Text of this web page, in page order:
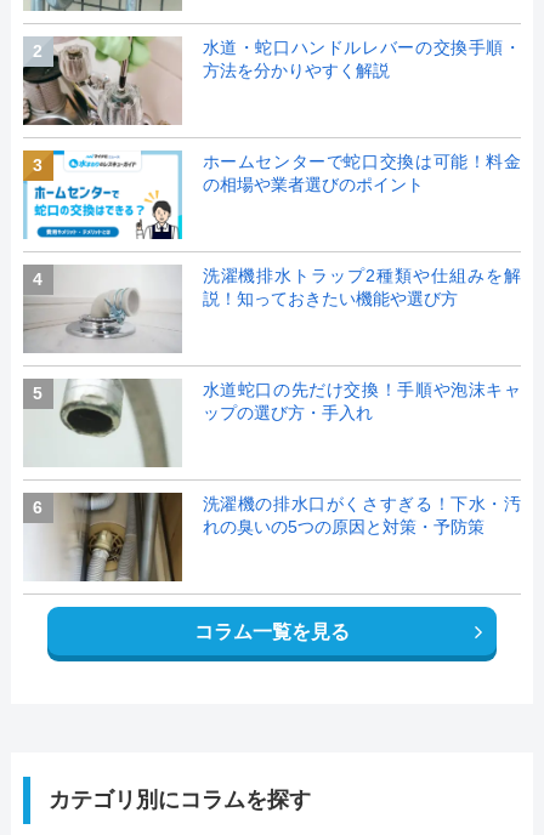
2
水道・蛇口ハンドルレバーの交換手順・
方法を分かりやすく解説
3
ホームセンターで蛇口交換は可能！料金
の相場や業者選びのポイント
4
洗濯機排水トラップ2種類や仕組みを解
説！知っておきたい機能や選び方
5
水道蛇口の先だけ交換！手順や泡沫キャ
ップの選び方・手入れ
6
洗濯機の排水口がくさすぎる！下水・汚
れの臭いの5つの原因と対策・予防策
コラム一覧を見る
カテゴリ別にコラムを探す